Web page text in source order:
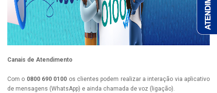
Canais de Atendimento
Com o 0800 690 0100 os clientes podem realizar a interação via aplicativo
de mensagens (WhatsApp) e ainda chamada de voz (ligação).